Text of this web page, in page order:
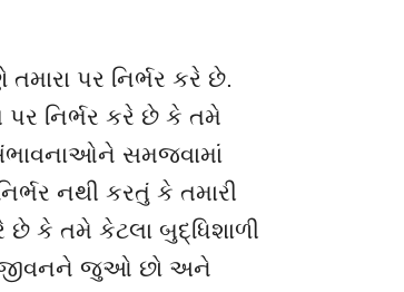
પર નિર્ભર કરે છે.
પર નિર્ભર કરે છે કે તમે
સમજવામાં
નથી કરતું કે તમારી
કે તમે કેટલા બુદ્ધિશાળી
જીવનને જુઓ છો અને